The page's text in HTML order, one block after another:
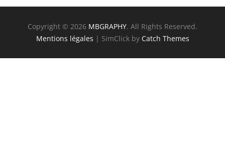
FRANCE
Copyright © 2026 MBGRAPHY. All Rights Reserved.
Mentions légales | SimClick by Catch Themes